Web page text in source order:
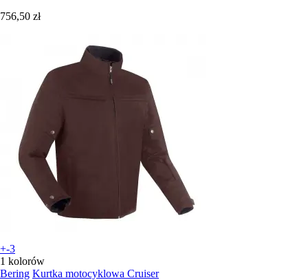
756,50 zł
+-3
1 kolorów
Bering Kurtka motocyklowa Cruiser